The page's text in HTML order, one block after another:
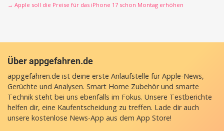
→ Apple soll die Preise für das iPhone 17 schon Montag erhöhen
Über appgefahren.de
appgefahren.de ist deine erste Anlaufstelle für Apple-News,
Gerüchte und Analysen. Smart Home Zubehör und smarte
Technik steht bei uns ebenfalls im Fokus. Unsere Testberichte
helfen dir, eine Kaufentscheidung zu treffen. Lade dir auch
unsere kostenlose News-App aus dem App Store!